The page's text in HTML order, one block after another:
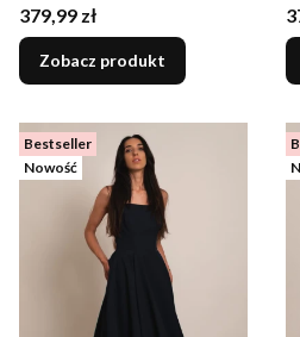
Cena
379,99 zł
Zobacz produkt
Bestseller
Nowość